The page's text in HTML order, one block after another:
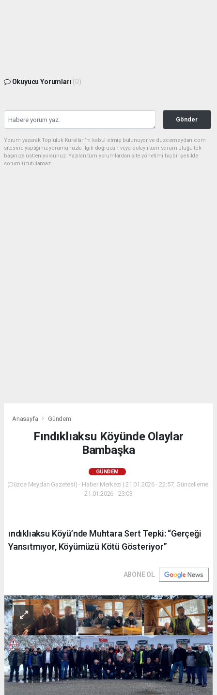
Okuyucu Yorumları (0)
Gönder
Yorum yazarak Topluluk Kuralları’nı kabul etmiş bulunuyor ve duzcemeydan.com
sitesine yaptığınız yorumunuzla ilgili doğrudan veya dolaylı tüm sorumluluğu tek
başınıza üstleniyorsunuz. Yazılan tüm yorumlardan site yönetimi hiçbir şekilde
sorumlu tutulamaz.
Anasayfa Gündem
Fındıklıaksu Köyünde Olaylar
Bambaşka
GÜNDEM
(Düzce Meydan Gazetesi) - Haber Merkezi | 21.01.2026 - 22:57, Güncelleme:
21.01.2026 - 23:03
ındıklıaksu Köyü’nde Muhtara Sert Tepki: “Gerçeği
Yansıtmıyor, Köyümüzü Kötü Gösteriyor”
ABONE OL